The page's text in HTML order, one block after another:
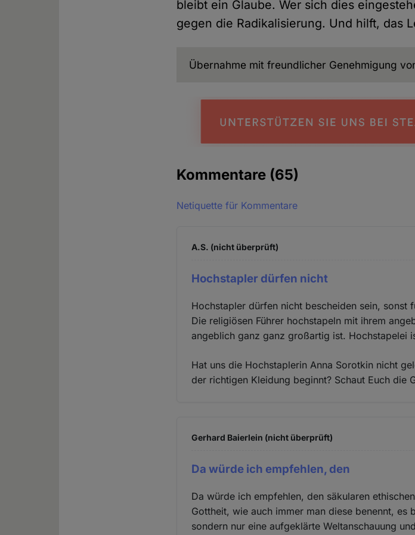
bleibt ein Glaube. Wer sich dies
gegen die Radikalisierung. Und hilft, das
Übernahme mit freundlicher Genehmigung
Kommentare (65)
Netiquette für Kommentare
A.S. (nicht überprüft)
Hochstapler dürfen nicht
Hochstapler dürfen nicht bescheiden sein, sonst
Die religiösen Führer hochstapeln mit ihrem
angeblich ganz ganz großartig ist. Hochstapelei
Hat uns die Hochstaplerin Anna Sorotkin nicht
der richtigen Kleidung beginnt? Schaut Euch die
Gerhard Baierlein (nicht überprüft)
Da würde ich empfehlen, den
Da würde ich empfehlen, den säkularen
Gottheit, wie auch immer man diese benennt,
sondern nur eine aufgeklärte Weltanschauung